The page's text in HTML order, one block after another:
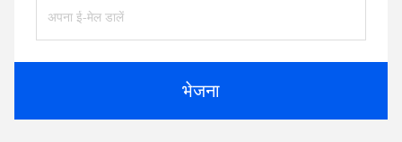
भेजना